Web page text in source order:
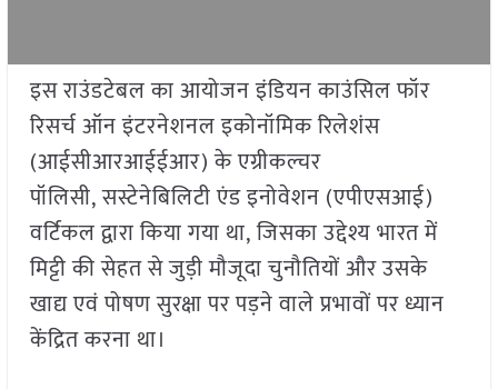
इस राउंडटेबल का आयोजन इंडियन काउंसिल फॉर
रिसर्च ऑन इंटरनेशनल इकोनॉमिक रिलेशंस
(आईसीआरआईईआर) के एग्रीकल्चर
पॉलिसी, सस्टेनेबिलिटी एंड इनोवेशन (एपीएसआई)
वर्टिकल द्वारा किया गया था, जिसका उद्देश्य भारत में
मिट्टी की सेहत से जुड़ी मौजूदा चुनौतियों और उसके
खाद्य एवं पोषण सुरक्षा पर पड़ने वाले प्रभावों पर ध्यान
केंद्रित करना था।